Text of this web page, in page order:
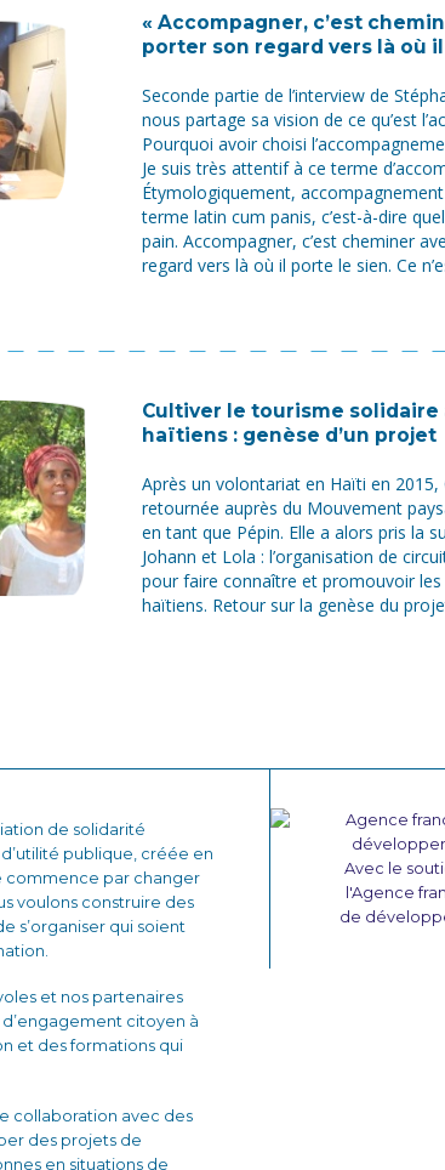
« Accompagner, c’est
porter son regard vers là où
Seconde partie de l’interview de
nous partage sa vision de ce qu’est
Pourquoi avoir choisi
Je suis très attentif à ce terme
Étymologiquement,
terme latin cum panis, c’est-à-dire
pain. Accompagner, c’est cheminer
regard vers là où il porte le sien. Ce
Cultiver le tourisme solidaire
haïtiens : genèse d’un projet
Après un volontariat en Haïti en
retournée auprès du Mouvement
en tant que Pépin. Elle a alors pris la
Johann et Lola : l’organisation de
pour faire connaître et promouvoir les
haïtiens. Retour sur la genèse du
de solidarité
publique, créée en
commence par changer
voulons construire des
s’organiser qui soient
et nos partenaires
citoyen à
et des formations qui
collaboration avec des
des projets de
en situations de
Avec le
l'Agence
de